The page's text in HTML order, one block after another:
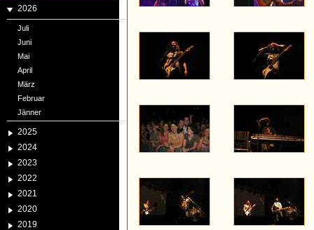
2026
Juli
Juni
Mai
April
März
Februar
Jänner
2025
2024
2023
2022
2021
2020
2019